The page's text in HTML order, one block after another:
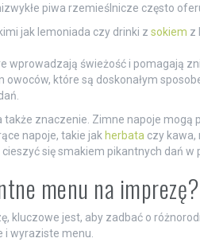
piwa rzemieślnicze często
jak lemoniada czy drinki z sokiem z
wprowadzają świeżość i pomagają
owoców, które są doskonałym
znaczenie. Zimne napoje mogą
napoje, takie jak herbataczy kawa,
się smakiem pikantnych dań w
menu na imprezę?
kluczowe jest, aby zadbać o
i wyraziste menu.